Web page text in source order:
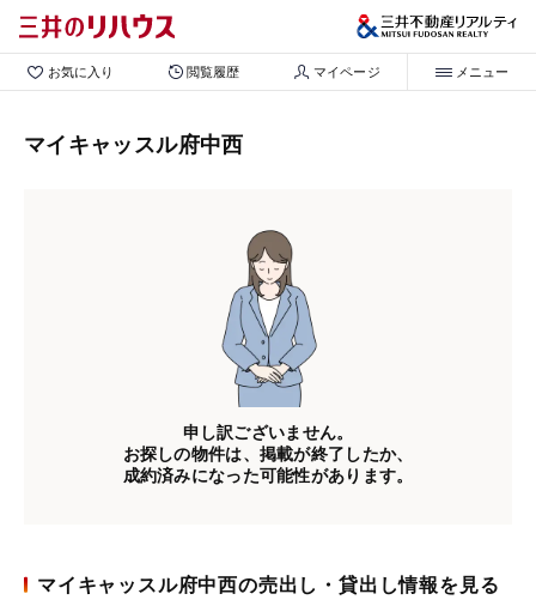
お気に入り 閲覧履歴 マイページ メニュー
マイキャッスル府中西
申し訳ございません。
お探しの物件は、掲載が終了したか、
成約済みになった可能性があります。
マイキャッスル府中西の売出し・貸出し情報を見る